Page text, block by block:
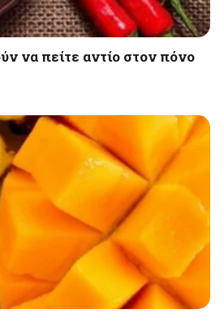
να πείτε αντίο στον πόνο